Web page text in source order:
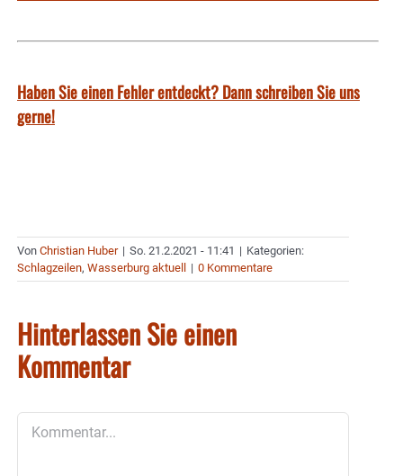
Haben Sie einen Fehler entdeckt? Dann schreiben Sie uns
gerne!
Von Christian Huber | So. 21.2.2021 - 11:41 | Kategorien:
Schlagzeilen, Wasserburg aktuell | 0 Kommentare
Hinterlassen Sie einen
Kommentar